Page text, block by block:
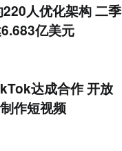
人优化架构 二季
亿美元
达成合作 开放
作短视频